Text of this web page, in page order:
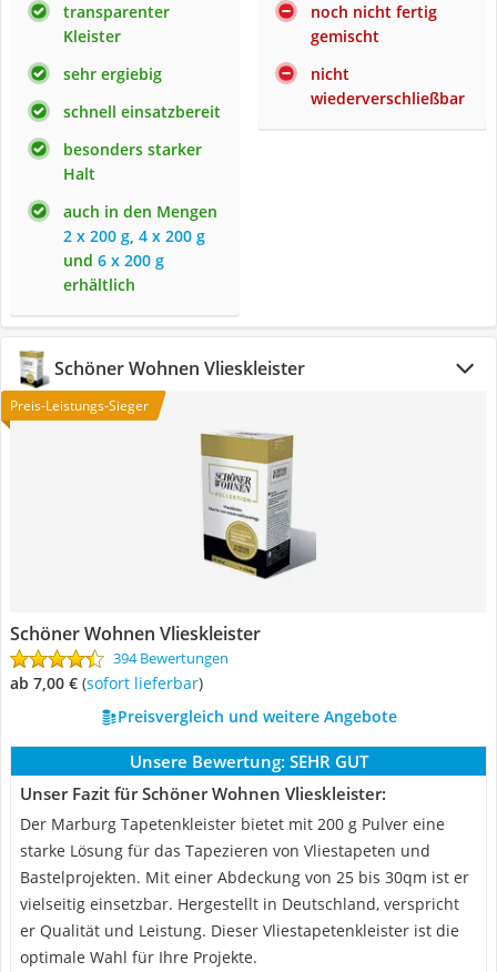
transparenter
Kleister
sehr ergiebig
schnell einsatzbereit
besonders starker
Halt
auch in den Mengen
2 x 200 g, 4 x 200 g
und 6 x 200 g
erhältlich
noch nicht fertig
gemischt
nicht
wiederverschließbar
Schöner Wohnen Vlieskleister
Preis-Leistungs-Sieger
Schöner Wohnen Vlieskleister
394 Bewertungen
ab 7,00 € ( Sofort lieferbar)
Preisvergleich und weitere Angebote
Unsere Bewertung: SEHR GUT
Unser Fazit für Schöner Wohnen Vlieskleister:
Der Marburg Tapetenkleister bietet mit 200 g Pulver eine
starke Lösung für das Tapezieren von Vliestapeten und
Bastelprojekten. Mit einer Abdeckung von 25 bis 30qm ist er
vielseitig einsetzbar. Hergestellt in Deutschland, verspricht
er Qualität und Leistung. Dieser Vliestapetenkleister ist die
optimale Wahl für Ihre Projekte.